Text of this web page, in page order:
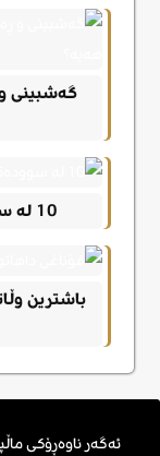
گەشبینی
10 له سوودەکانی هێلکە، بۆ تەندروستی
باشترین
ئەگەر ناوەڕۆکی